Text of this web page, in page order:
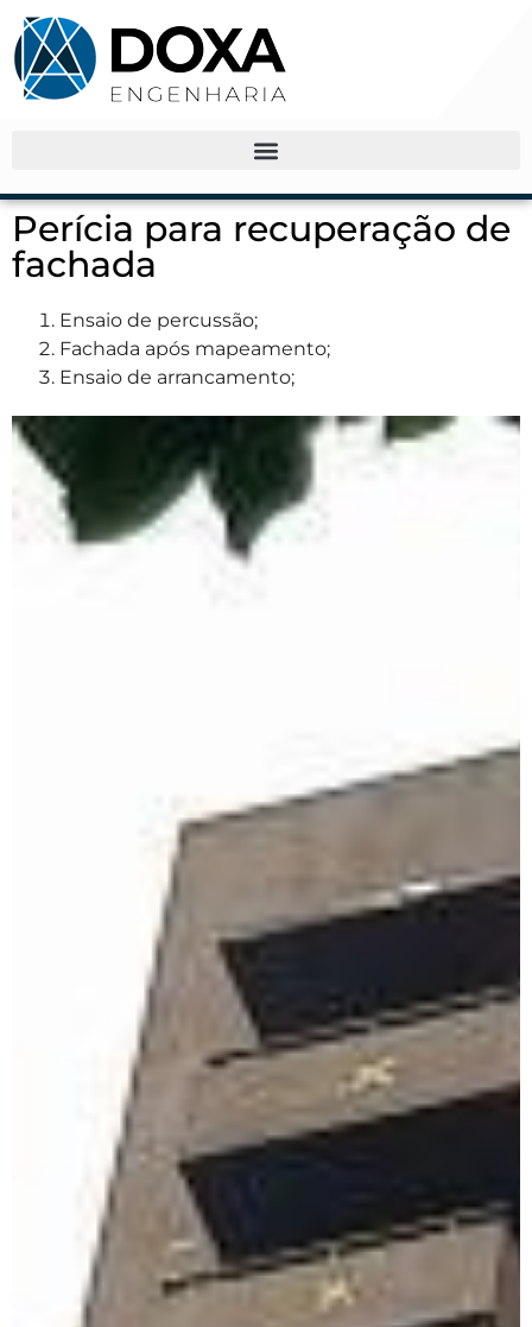
Perícia para recuperação de
fachada
Ensaio de percussão;
Fachada após mapeamento;
Ensaio de arrancamento;